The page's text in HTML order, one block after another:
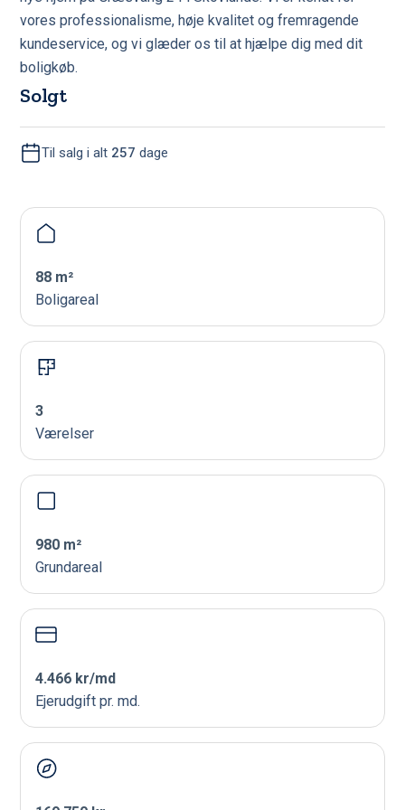
vores professionalisme, høje kvalitet og fremragende
kundeservice, og vi glæder os til at hjælpe dig med dit
boligkøb.
Solgt
Til salg i alt 257 dage
88 m²
Boligareal
3
Værelser
980 m²
Grundareal
4.466 kr/md
Ejerudgift pr. md.